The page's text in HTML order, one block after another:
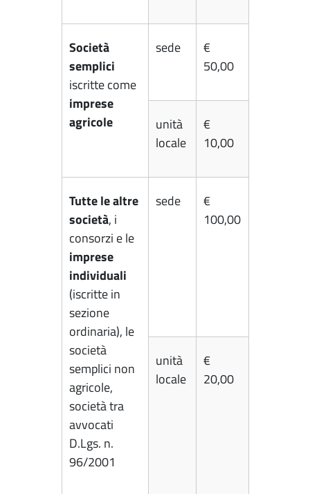
Società
semplici
iscritte come
imprese
agricole
sede
€
50,00
unità
locale
€
10,00
Tutte le altre
società, i
consorzi e le
imprese
individuali
(iscritte in
sezione
ordinaria), le
società
semplici non
agricole,
società tra
avvocati
D.Lgs. n.
96/2001
sede
€
100,00
unità
locale
€
20,00